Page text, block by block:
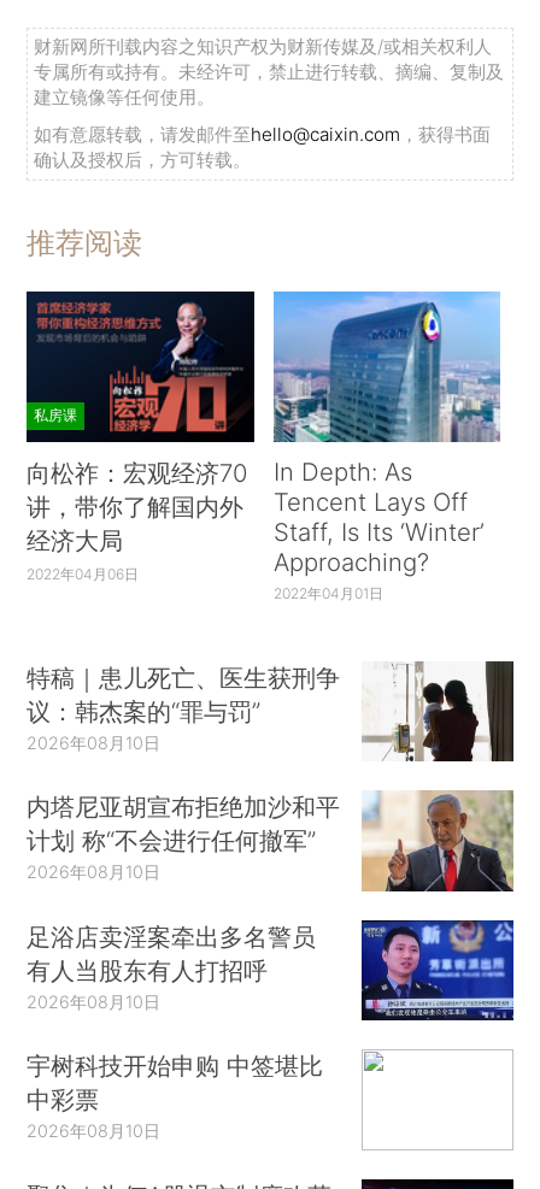
财新网所刊载内容之知识产权为财新传媒及/或相关权利人
专属所有或持有。未经许可，禁止进行转载、摘编、复制及
建立镜像等任何使用。
如有意愿转载，请发邮件至hello@caixin.com ，获得书面
确认及授权后，方可转载。
推荐阅读
私房课
向松祚：宏观经济70
讲，带你了解国内外
经济大局
2022年04月06日
In Depth: As
Tencent Lays Off
Staff, Is Its ‘Winter’
Approaching?
2022年04月01日
特稿｜患儿死亡、医生获刑争
议：韩杰案的“罪与罚”
2026年08月10日
内塔尼亚胡宣布拒绝加沙和平
计划 称“不会进行任何撤军”
2026年08月10日
足浴店卖淫案牵出多名警员
有人当股东有人打招呼
2026年08月10日
宇树科技开始申购 中签堪比
中彩票
2026年08月10日